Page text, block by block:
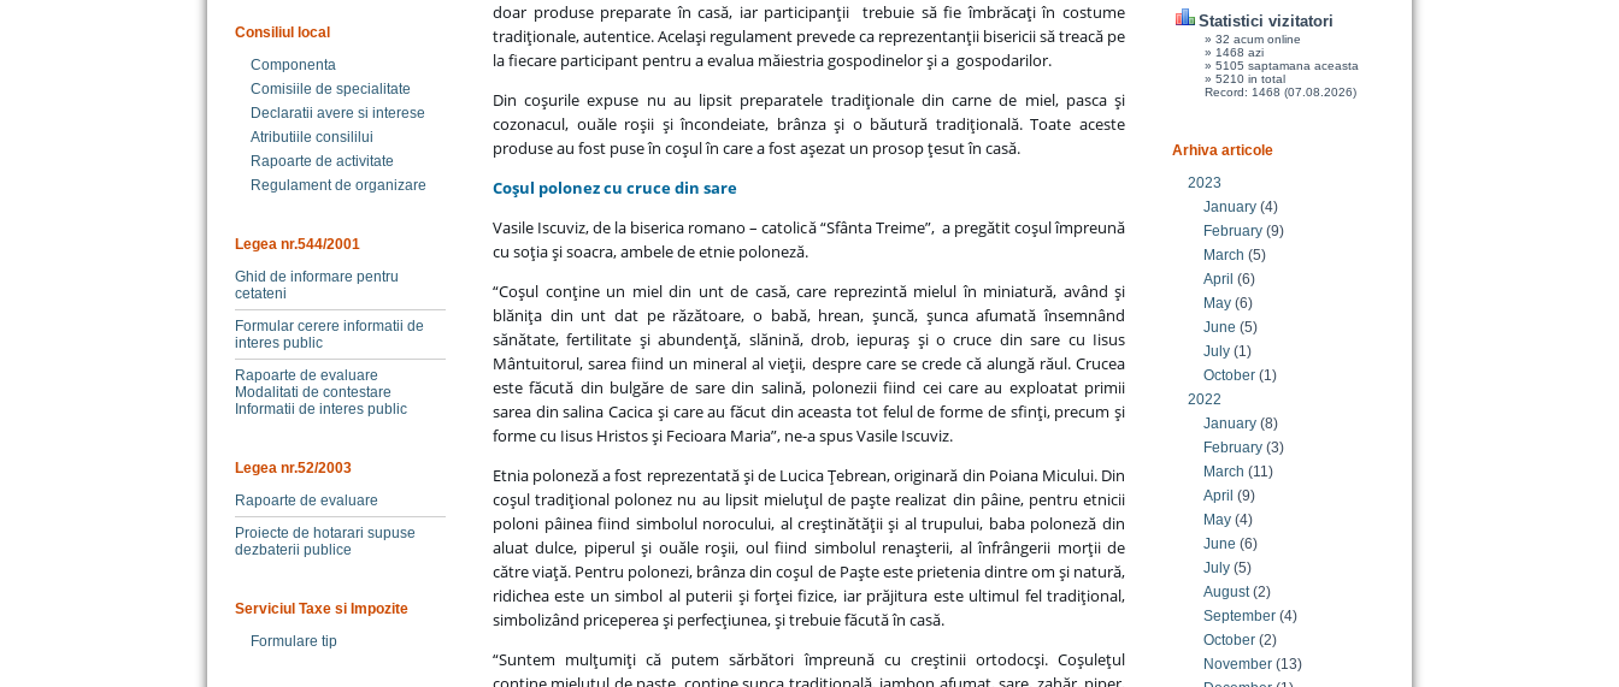
Consiliul local
Componenta
Comisiile de specialitate
Declaratii avere si interese
Atributiile consililui
Rapoarte de activitate
Regulament de organizare
Legea nr.544/2001
Ghid de informare pentru
cetateni
Formular cerere informatii de
interes public
Rapoarte de evaluare
Modalitati de contestare
Informatii de interes public
Legea nr.52/2003
Rapoarte de evaluare
Proiecte de hotarari supuse
dezbaterii publice
Serviciul Taxe si Impozite
Formulare tip
doar produse preparate în casă, iar participanţii trebuie să fie îmbrăcaţi în costume
tradiţionale, autentice. Acelaşi regulament prevede ca reprezentanţii bisericii să treacă pe
la fiecare participant pentru a evalua măiestria gospodinelor şi a gospodarilor.
Din coşurile expuse nu au lipsit preparatele tradiţionale din carne de miel, pasca şi
cozonacul, ouăle roşii şi încondeiate, brânza şi o băutură tradiţională. Toate aceste
produse au fost puse în coşul în care a fost aşezat un prosop ţesut în casă.
Coşul polonez cu cruce din sare
Vasile Iscuviz, de la biserica romano – catolică “Sfânta Treime”, a pregătit coşul împreună
cu soţia şi soacra, ambele de etnie poloneză.
“Coşul conţine un miel din unt de casă, care reprezintă mielul în miniatură, având şi
blăniţa din unt dat pe răzătoare, o babă, hrean, şuncă, şunca afumată însemnând
sănătate, fertilitate şi abundenţă, slănină, drob, iepuraş şi o cruce din sare cu Iisus
Mântuitorul, sarea fiind un mineral al vieţii, despre care se crede că alungă răul. Crucea
este făcută din bulgăre de sare din salină, polonezii fiind cei care au exploatat primii
sarea din salina Cacica şi care au făcut din aceasta tot felul de forme de sfinţi, precum şi
forme cu Iisus Hristos şi Fecioara Maria”, ne-a spus Vasile Iscuviz.
Etnia poloneză a fost reprezentată şi de Lucica Ţebrean, originară din Poiana Micului. Din
coşul tradiţional polonez nu au lipsit mieluţul de paşte realizat din pâine, pentru etnicii
poloni pâinea fiind simbolul norocului, al creştinătăţii şi al trupului, baba poloneză din
aluat dulce, piperul şi ouăle roşii, oul fiind simbolul renaşterii, al înfrângerii morţii de
către viaţă. Pentru polonezi, brânza din coşul de Paşte este prietenia dintre om şi natură,
ridichea este un simbol al puterii şi forţei fizice, iar prăjitura este ultimul fel tradiţional,
simbolizând priceperea şi perfecţiunea, şi trebuie făcută în casă.
“Suntem mulţumiţi că putem sărbători împreună cu creştinii ortodocşi. Coşuleţul
Statistici vizitatori
» 32 acum online
» 1468 azi
» 5105 saptamana aceasta
» 5210 in total
Record: 1468 (07.08.2026)
Arhiva articole
2023
January (4)
February (9)
March (5)
April (6)
May (6)
June (5)
July (1)
October (1)
2022
January (8)
February (3)
March (11)
April (9)
May (4)
June (6)
July (5)
August(2)
September (4)
October (2)
November (13)